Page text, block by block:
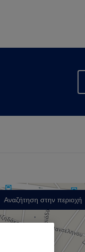
Αναζήτηση στην περιοχή
,